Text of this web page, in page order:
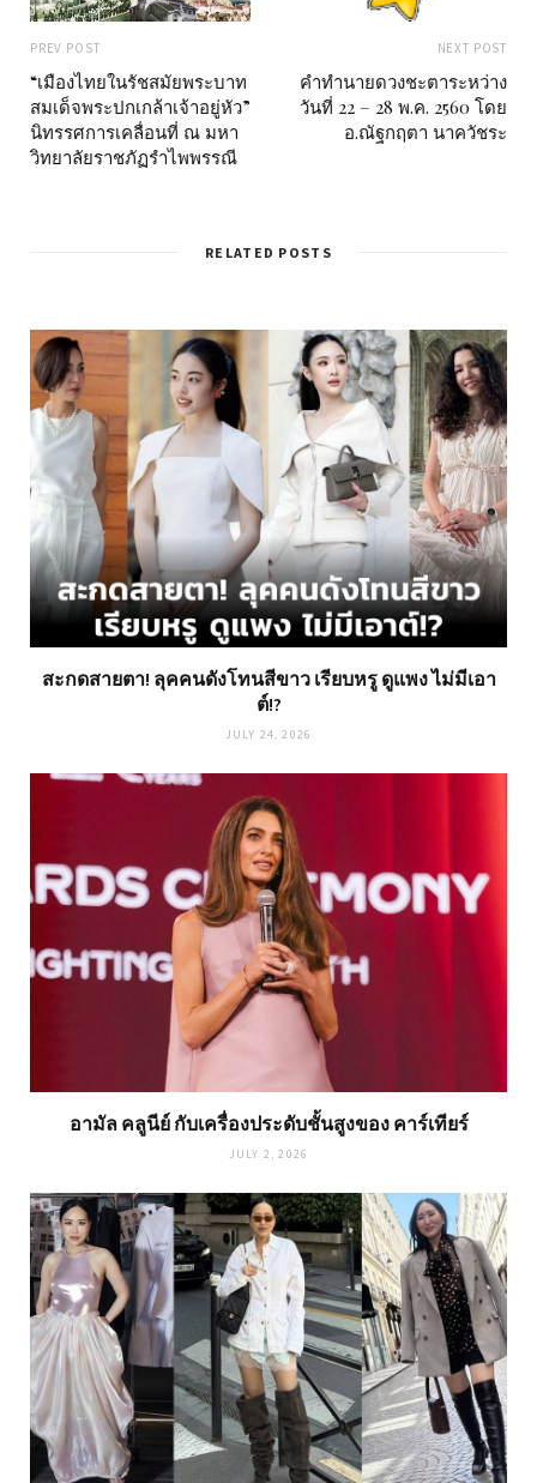
PREV POST
“เมืองไทยในรัชสมัยพระบาท
สมเด็จพระปกเกล้าเจ้าอยู่หัว”
นิทรรศการเคลื่อนที่ ณ มหา
วิทยาลัยราชภัฏรําไพพรรณี
NEXT POST
คำทำนายดวงชะตาระหว่าง
วันที่ 22 – 28 พ.ค. 2560 โดย
อ.ณัฐกฤตา นาควัชระ
RELATED POSTS
สะกดสายตา! ลุคคนดังโทนสีขาว เรียบหรู ดูแพง ไม่มีเอา
ต์!?
JULY 24, 2026
อามัล คลูนีย์ กับเครื่องประดับชั้นสูงของ คาร์เทียร์
JULY 2, 2026